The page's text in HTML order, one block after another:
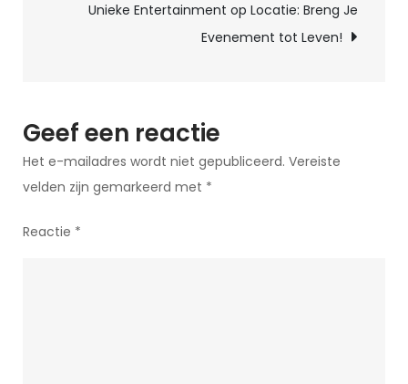
Unieke Entertainment op Locatie: Breng Je
Evenement tot Leven!
Geef een reactie
Het e-mailadres wordt niet gepubliceerd. Vereiste
velden zijn gemarkeerd met *
Reactie *